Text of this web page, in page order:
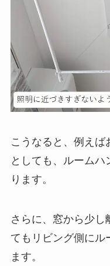
こうなると、例えば
としても、ルーム
ります。
さらに、窓から少し
てもリビング側にル
ます。